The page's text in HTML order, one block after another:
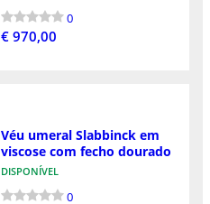
0
€ 970,00
Véu umeral Slabbinck em
viscose com fecho dourado
DISPONÍVEL
0